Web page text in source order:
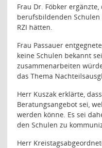
Frau Dr. Föbker
berufsbildenden
RZI hätten.
Frau Passauer
keine Schulen bekannt
zusammenarbeiten
das Thema
Herr Kuszak erklärte,
Beratungsangebot sei,
werden könne. Es sei
den Schulen zu
Herr